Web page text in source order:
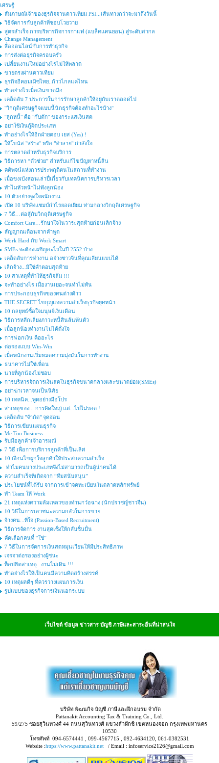
เศรษฐี
สัมภาษณ์เจ้าของธุรกิจจานดาวเทียม PSI...เส้นทางกว่าจะมาถึงวันนี้
วิธีจัดการกับลูกค้าที่ชอบโวยวาย
สูตรสำเร็จ การบริหารกิจการกาแฟ (แบล็คแคนยอน) สู่ระดับสากล
Change Management
สื่อออนไลน์กับการทำธุรกิจ
การส่งต่อธุรกิจครอบครัว
เปลี่ยนงานใหม่อย่างไรไม่ให้พลาด
ขายตรงผ่านดาวเทียม
ธุรกิจอีคอมเมิซไทย..ก้าวไกลแค่ไหน
ทำอย่างไรเมื่อเงินขาดมือ
เคล็ดลับ 7 ประการในการรักษาลูกค้าให้อยู่กับเราตลอดไป
"วิกฤติเศรษฐกิจแบบนี้นักธุรกิจต้องทำอะไรบ้าง"
"ลูกหนี้" คือ "กับดัก" ของกระแสเงินสด
อย่าใช้เงินกู้ผิดประเภท
ทำอย่างไรให้อีกฝ่ายตอบ เยส (Yes) !
ให้โบนัส "สร้าง" หรือ "ทำลาย" กำลังใจ
การตลาดสำหรับธุรกิจบริการ
วิธีการหา “ตัวช่วย” สำหรับแก้ไขปัญหาหนี้สิน
คติพจน์แห่งการประพฤติตนในสถานที่ทำงาน
เมื่อขงเบ้งสอนเล่าปี่เกี่ยวกับเทคนิคการบริหารเวลา
ทำไมหัวหน้าไม่ฟังลูกน้อง
10 ตัวอย่างจูงใจพนักงาน
เปิด 10 บริษัทแชมป์กำไรยอดเยี่ยม ท่ามกลางวิกฤติเศรษฐกิจ
7 วิธี…ต่อสู้กับวิกฤติเศรษฐกิจ
Comfort Care…รักษาใจในวาระสุดท้ายก่อนเลิกจ้าง
สัญญาณเตือนจากคำพูด
Work Hard กับ Work Smart
SMEs จะต้องเผชิญอะไรในปี 2552 บ้าง
เคล็ดลับการทำงาน อย่างชาวจีนที่คุณเลียนแบบได้
เลิกจ้าง...มิใช่คำตอบสุดท้าย
10 สาเหตุที่ทำให้ธุรกิจล้ม !!!
จะทำอย่างไร เมื่องานเยอะจนทำไม่ทัน
การประกอบธุรกิจของคนต่างด้าว
THE SECRET ไขกุญแจความสำเร็จธุรกิจยุคหน้า
10 กลยุทธ์ซื้อใจมนุษย์เงินเดือน
วิธีการหลีกเลี่ยงภาวะหนี้สินล้นพ้นตัว
เมื่อลูกน้องทำงานไม่ได้ดั่งใจ
การฟอกเงิน คืออะไร
ต่อรองแบบ Win-Win
เมื่อพนักงานเริ่มหมดความมุ่งมั่นในการทำงาน
ธนาคารไม่ใช่เพื่อน
นายที่ลูกน้องไม่ชอบ
การบริหารจัดการเงินสดในธุรกิจขนาดกลางและขนาดย่อม(SMEs)
อย่าฆ่าเวลาจนเป็นนิสัย
10 เทคนิค...พูดอย่างมือโปร
สาเหตุของ... การคิดใหญ่ แต่...ไปไม่รอด !
เคล็ดลับ "จำกัด" จุดอ่อน
วิธีการเขียนแผนธุรกิจ
Me Too Business
รับมือลูกค้าเจ้าอารมณ์
7 วิธี เพื่อการบริการลูกค้าที่เป็นเลิศ
10 เงื่อนไขผูกใจลูกค้าให้ประสบความสำเร็จ
ทำไมคนบางประเภทจึงไม่สามารถเป็นผู้นำคนได้
ความสำเร็จที่เกิดจาก “ทีมสนับสนุน”
ประโยชน์ที่ได้รับ จากการเข้าจดทะเบียนในตลาดหลักทรัพย์
ทำ Team ให้ Work
21 เหตุแห่งความล้มเหลวของท่านกว๋อฉาง (นักปราชญ์ชาวจีน)
10 วิธีในการเอาชนะความกลัวในการขาย
จ้างคน...ที่ใจ (Passion-Based Recruitment)
วิธีการจัดการ งานสุดเซ็งให้กลับชื่นมื่น
คัดเลือกคนที่ “ใช่”
7 วิธีในการจัดการเงินสดหมุนเวียนให้มีประสิทธิภาพ
เจรจาต่อรองอย่างผู้ชนะ
ท็อปฮิตสาเหตุ...งานไม่เดิน !!!
ทำอย่างไรให้เป็นคนมีความคิดสร้างสรรค์
10 เหตุผลดีๆ ที่ควรวางแผนการเงิน
รูปแบบของธุรกิจการเงินนอกระบบ
เว็บไซต์ ข้อมูล ข่าวสาร บัญชี ภาษีและสาระอื่นที่น่าสนใจ
บริษัท พัฒนกิจ บัญชี ภาษีและฝึกอบรม จำกัด
Pattanakit Accounting Tax & Training Co., Ltd.
59/275 ซอยสุวินทวงศ์ 44 ถนนสุวินทวงศ์ แขวงลำผักชี เขตหนองจอก กรุงเทพมหานคร
10530
โทรศัพท์ 094-6574441 , 099-4567715 , 092-4634120, 061-0382531
Website :https://www.pattanakit.net/ Email : infoservice2126@gmail.com